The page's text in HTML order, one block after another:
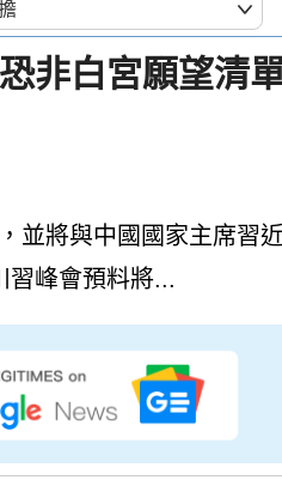
非白宮願望清
並將與中國國家主席習近
習峰會預料將...